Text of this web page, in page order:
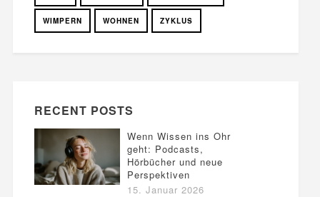
WIMPERN WOHNEN ZYKLUS
RECENT POSTS
Wenn Wissen ins Ohr
geht: Podcasts,
Hörbücher und neue
Perspektiven
15. Januar 2026